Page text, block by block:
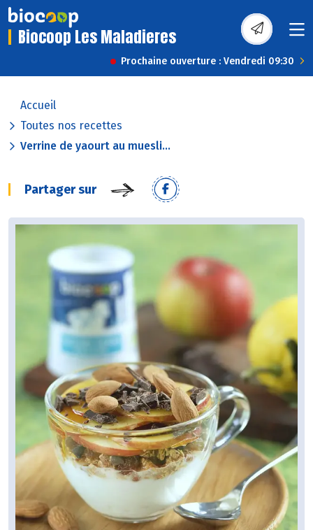
Biocoop Les Maladieres
Prochaine ouverture : Vendredi 09:30
Accueil
Toutes nos recettes
Verrine de yaourt au muesli...
Partager sur